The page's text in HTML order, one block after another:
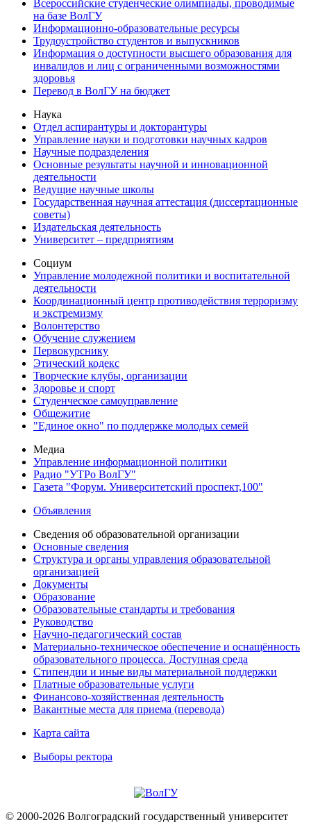
Всероссийские студенческие олимпиады, проводимые
на базе ВолГУ
Информационно-образовательные ресурсы
Трудоустройство студентов и выпускников
Информация о доступности высшего образования для
инвалидов и лиц с ограниченными возможностями
здоровья
Перевод в ВолГУ на бюджет
Наука
Отдел аспирантуры и докторантуры
Управление науки и подготовки научных кадров
Научные подразделения
Основные результаты научной и инновационной
деятельности
Ведущие научные школы
Государственная научная аттестация (диссертационные
советы)
Издательская деятельность
Университет – предприятиям
Социум
Управление молодежной политики и воспитательной
деятельности
Координационный центр противодействия терроризму
и экстремизму
Волонтерство
Обучение служением
Первокурснику
Этический кодекс
Творческие клубы, организации
Здоровье и спорт
Студенческое самоуправление
Общежитие
"Единое окно" по поддержке молодых семей
Медиа
Управление информационной политики
Радио "УТРо ВолГУ"
Газета "Форум. Университетский проспект,100"
Объявления
Сведения об образовательной организации
Основные сведения
Структура и органы управления образовательной
организацией
Документы
Образование
Образовательные стандарты и требования
Руководство
Научно-педагогический состав
Материально-техническое обеспечение и оснащённость
образовательного процесса. Доступная среда
Стипендии и иные виды материальной поддержки
Платные образовательные услуги
Финансово-хозяйственная деятельность
Вакантные места для приема (перевода)
Карта сайта
Выборы ректора
© 2000-2026 Волгоградский государственный университет